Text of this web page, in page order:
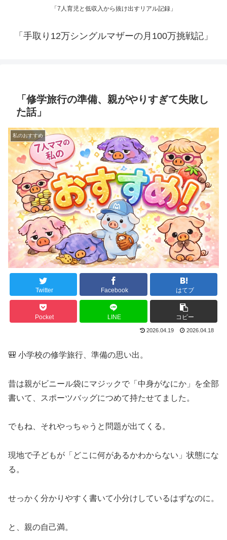
「7人育児と低収入から抜け出すリアル記録」
「手取り12万シングルマザーの月100万挑戦記」
「修学旅行の準備、親がやりすぎて失敗し
た話」
私のおすすめ
Twitter Facebook はてブ
Pocket LINE コピー
2026.04.19 2026.04.18
🎒 小学校の修学旅行、準備の思い出。
昔は親がビニール袋にマジックで「中身がなにか」を全部
書いて、スポーツバッグにつめて持たせてました。
でもね、それやっちゃうと問題が出てくる。
現地で子どもが「どこに何があるかわからない」状態にな
る。
せっかく分かりやすく書いて小分けしているはずなのに。
と、親の自己満。